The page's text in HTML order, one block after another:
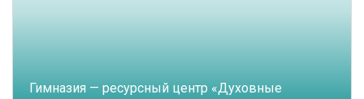
Гимназия — ресурсный центр «Духовные